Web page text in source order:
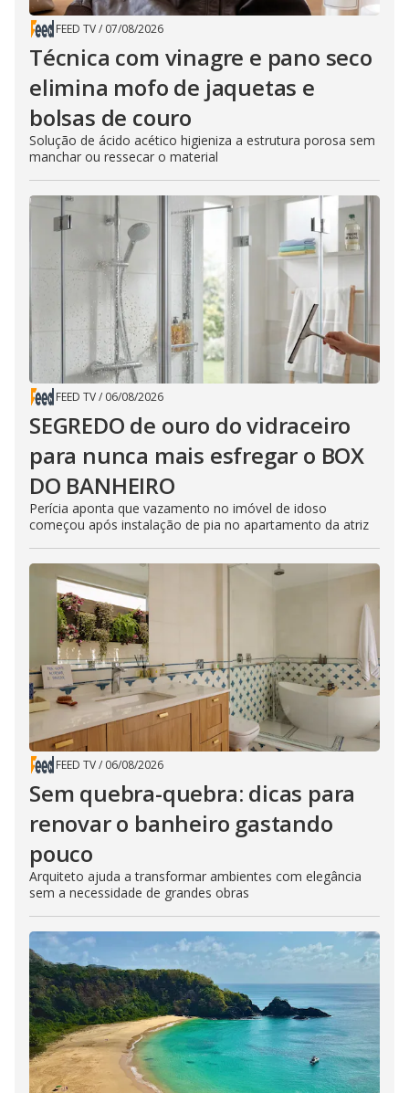
FEED TV/ 07/08/2026
Técnica com vinagre e pano seco
elimina mofo de jaquetas e
bolsas de couro
Solução de ácido acético higieniza a estrutura porosa sem
manchar ou ressecar o material
FEED TV/ 06/08/2026
SEGREDO de ouro do vidraceiro
para nunca mais esfregar o BOX
DO BANHEIRO
Perícia aponta que vazamento no imóvel de idoso
começou após instalação de pia no apartamento da atriz
FEED TV/ 06/08/2026
Sem quebra-quebra: dicas para
renovar o banheiro gastando
pouco
Arquiteto ajuda a transformar ambientes com elegância
sem a necessidade de grandes obras